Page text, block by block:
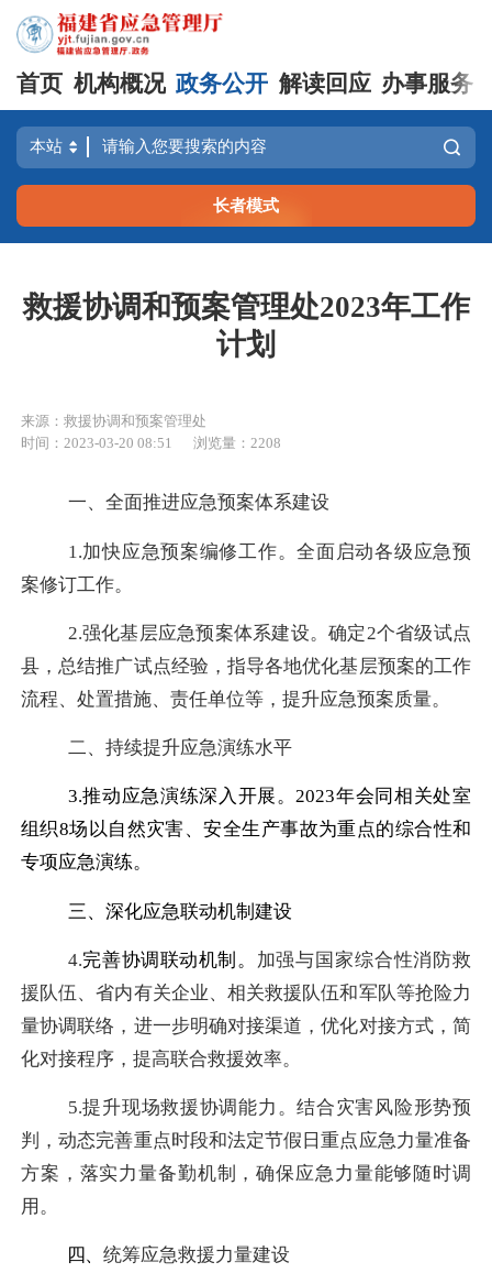
首页 机构概况 政务公开 解读回应 办事服务
长者模式
救援协调和预案管理处2023年工作
计划
来源：救援协调和预案管理处
时间：2023-03-20 08:51
浏览量：2208
一、全面推进应急预案体系建设
1.加快应急预案编修工作。全面启动各级应急预
案修订工作。
2.强化基层应急预案体系建设。确定 2个省级试点
县， 总结推广试点经验，指导各地优化基层预案的工作
流程、处置措施、责任单位等，提升应急预案质量。
二、持续提升应急演练水平
3.推动应急演练深入开展。2023年会同相关处室
组织8场以自然灾害、安全生产事故为重点的综合性和
专项应急演练。
三、深化应急联动机制建设
4.完善协调联动机制 。 加强与国家综合性消防救
援队伍、省内有关企业、相关救援队伍和军队等抢险力
量协调联络，进一步明确对接渠道，优化对接方式，简
化对接程序， 提高联合救援效率。
5.提升现场救援协调能力。结合灾害风险形势预
判，动态完善重点时段和法定节假日重点应急力量准备
方案，落实力量备勤机制，确保应急力量能够随时调
用。
四、统筹应急救援力量建设